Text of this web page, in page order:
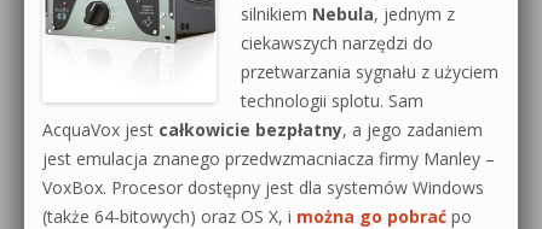
silnikiem Nebula, jednym z
ciekawszych narzędzi do
przetwarzania sygnału z użyciem
technologii splotu. Sam
AcquaVox jest całkowicie bezpłatny, a jego zadaniem
jest emulacja znanego przedwzmacniacza firmy Manley –
VoxBox. Procesor dostępny jest dla systemów Windows
(także 64-bitowych) oraz OS X, i można go pobrać po